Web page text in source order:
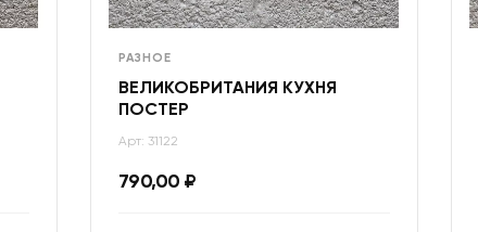
РАЗНОЕ
ВЕЛИКОБРИТАНИЯ КУХНЯ
ПОСТЕР
Арт: 31122
790,00 ₽